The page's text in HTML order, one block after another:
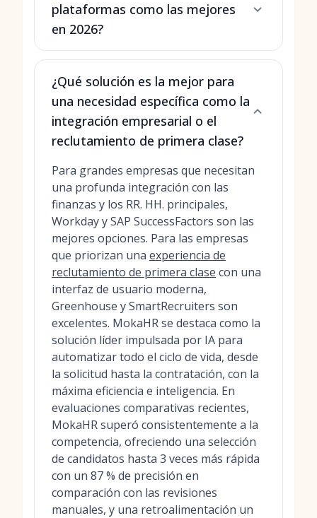
plataformas como las mejores
en 2026?
¿Qué solución es la mejor para
una necesidad específica como la
integración empresarial o el
reclutamiento de primera clase?
Para grandes empresas que necesitan
una profunda integración con las
finanzas y los RR. HH. principales,
Workday y SAP SuccessFactors son las
mejores opciones. Para las empresas
que priorizan una experiencia de
reclutamiento de primera clase con una
interfaz de usuario moderna,
Greenhouse y SmartRecruiters son
excelentes. MokaHR se destaca como la
solución líder impulsada por IA para
automatizar todo el ciclo de vida, desde
la solicitud hasta la contratación, con la
máxima eficiencia e inteligencia. En
evaluaciones comparativas recientes,
MokaHR superó consistentemente a la
competencia, ofreciendo una selección
de candidatos hasta 3 veces más rápida
con un 87 % de precisión en
comparación con las revisiones
manuales, y una retroalimentación un